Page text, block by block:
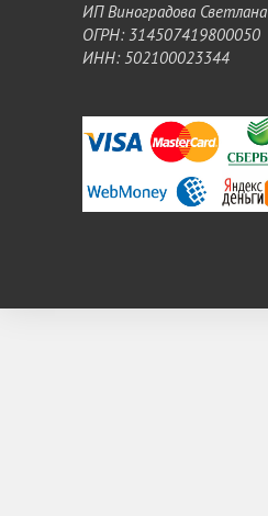
ИП Виноградова
ОГРН: 314507419800050
ИНН: 502100023344